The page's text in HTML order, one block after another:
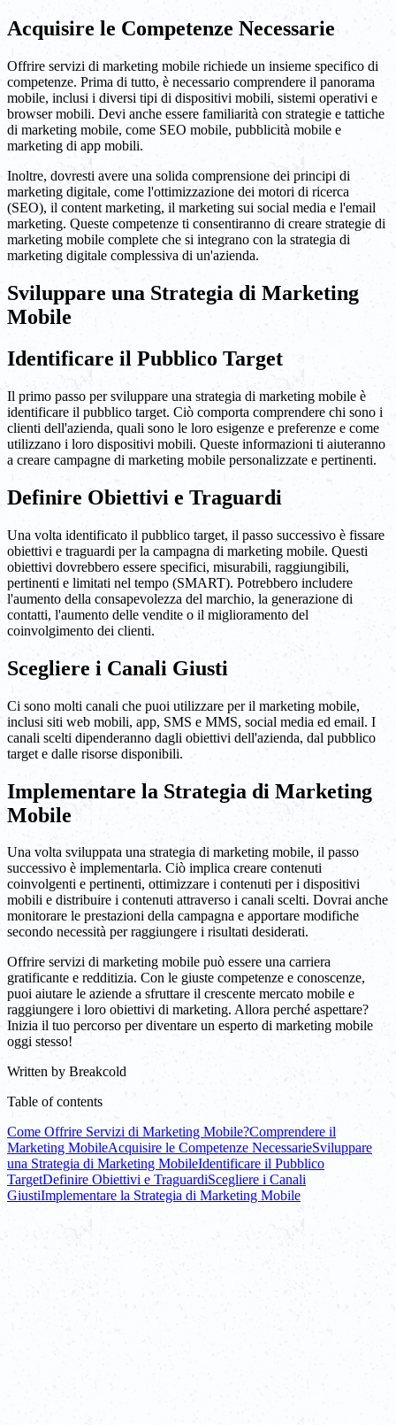
Acquisire le Competenze Necessarie
Offrire servizi di marketing mobile richiede un insieme specifico di
competenze. Prima di tutto, è necessario comprendere il panorama
mobile, inclusi i diversi tipi di dispositivi mobili, sistemi operativi e
browser mobili. Devi anche essere familiarità con strategie e tattiche
di marketing mobile, come SEO mobile, pubblicità mobile e
marketing di app mobili.
Inoltre, dovresti avere una solida comprensione dei principi di
marketing digitale, come l'ottimizzazione dei motori di ricerca
(SEO), il content marketing, il marketing sui social media e l'email
marketing. Queste competenze ti consentiranno di creare strategie di
marketing mobile complete che si integrano con la strategia di
marketing digitale complessiva di un'azienda.
Sviluppare una Strategia di Marketing
Mobile
Identificare il Pubblico Target
Il primo passo per sviluppare una strategia di marketing mobile è
identificare il pubblico target. Ciò comporta comprendere chi sono i
clienti dell'azienda, quali sono le loro esigenze e preferenze e come
utilizzano i loro dispositivi mobili. Queste informazioni ti aiuteranno
a creare campagne di marketing mobile personalizzate e pertinenti.
Definire Obiettivi e Traguardi
Una volta identificato il pubblico target, il passo successivo è fissare
obiettivi e traguardi per la campagna di marketing mobile. Questi
obiettivi dovrebbero essere specifici, misurabili, raggiungibili,
pertinenti e limitati nel tempo (SMART). Potrebbero includere
l'aumento della consapevolezza del marchio, la generazione di
contatti, l'aumento delle vendite o il miglioramento del
coinvolgimento dei clienti.
Scegliere i Canali Giusti
Ci sono molti canali che puoi utilizzare per il marketing mobile,
inclusi siti web mobili, app, SMS e MMS, social media ed email. I
canali scelti dipenderanno dagli obiettivi dell'azienda, dal pubblico
target e dalle risorse disponibili.
Implementare la Strategia di Marketing
Mobile
Una volta sviluppata una strategia di marketing mobile, il passo
successivo è implementarla. Ciò implica creare contenuti
coinvolgenti e pertinenti, ottimizzare i contenuti per i dispositivi
mobili e distribuire i contenuti attraverso i canali scelti. Dovrai anche
monitorare le prestazioni della campagna e apportare modifiche
secondo necessità per raggiungere i risultati desiderati.
Offrire servizi di marketing mobile può essere una carriera
gratificante e redditizia. Con le giuste competenze e conoscenze,
puoi aiutare le aziende a sfruttare il crescente mercato mobile e
raggiungere i loro obiettivi di marketing. Allora perché aspettare?
Inizia il tuo percorso per diventare un esperto di marketing mobile
oggi stesso!
Written by Breakcold
Table of contents
Come Offrire Servizi di Marketing Mobile?Comprendere il
Marketing MobileAcquisire le Competenze NecessarieSviluppare
una Strategia di Marketing MobileIdentificare il Pubblico
TargetDefinire Obiettivi e TraguardiScegliere i Canali
GiustiImplementare la Strategia di Marketing Mobile